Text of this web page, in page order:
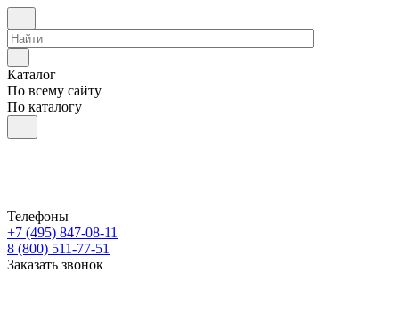
Каталог
По всему сайту
По каталогу
Телефоны
+7 (495) 847-08-11
8 (800) 511-77-51
Заказать звонок